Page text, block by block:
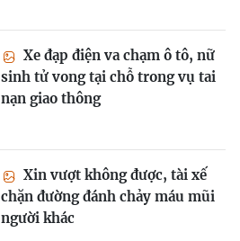
Xe đạp điện va chạm ô tô, nữ
sinh tử vong tại chỗ trong vụ tai
nạn giao thông
Xin vượt không được, tài xế
chặn đường đánh chảy máu mũi
người khác